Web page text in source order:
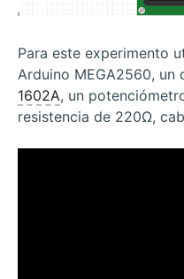
Para este experimento
Arduino MEGA2560, un
1602A, un
resistencia de 220Ω,